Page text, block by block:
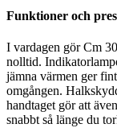
Funktioner och
I vardagen gör Cm
nolltid.
jämna värmen ger
omgången.
handtaget gör att
snabbt så länge du